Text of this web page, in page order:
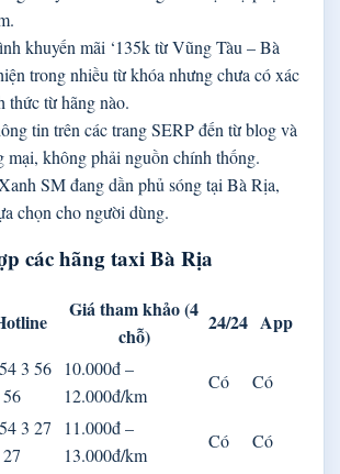
khuyến mãi ‘135k từ Vũng Tàu – Bà
trong nhiều từ khóa nhưng chưa có xác
thức từ hãng nào.
tin trên các trang SERP đến từ blog và
mại, không phải nguồn chính thống.
SM đang dần phủ sóng tại Bà Rịa,
chọn cho người dùng.
các hãng taxi Bà Rịa
Giá tham khảo (4
chỗ)
24/24 App
3 56
10.000đ –
12.000đ/km
Có Có
3 27
11.000đ –
13.000đ/km
Có Có